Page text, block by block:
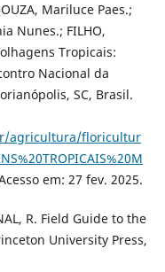
Mariluce Paes.;
Nunes.; FILHO,
Tropicais:
Nacional da
SC, Brasil.
agricultura/floricultur
em: 27 fev. 2025.
R. Field Guide to the
University Press,